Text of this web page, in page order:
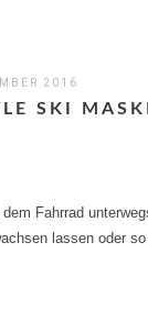
2016
SKI
Fahrrad
lassen oder